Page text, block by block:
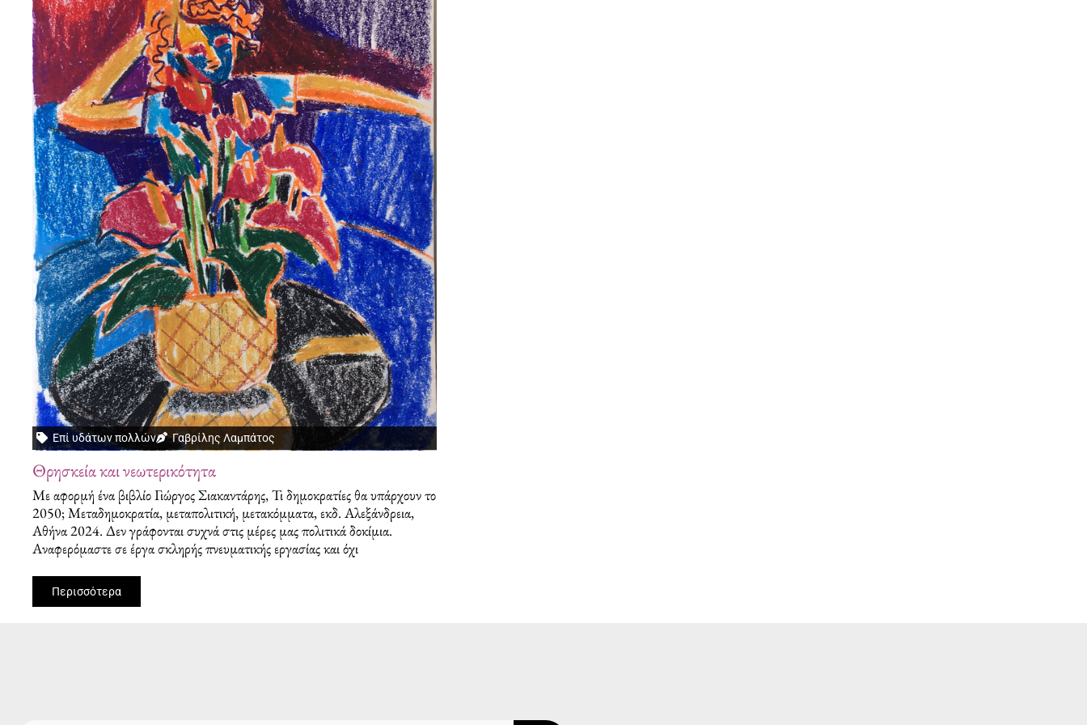
Επί υδάτων πολλών Γαβρίλης Λαμπάτος
Θρησκεία και νεωτερικότητα
Με αφορμή ένα βιβλίο Γιώργος Σιακαντάρης, Τι δημοκρατίες θα υπάρχουν το
2050; Μεταδημοκρατία, μεταπολιτική, μετακόμματα, εκδ. Αλεξάνδρεια,
Αθήνα 2024. Δεν γράφονται συχνά στις μέρες μας πολιτικά δοκίμια.
Αναφερόμαστε σε έργα σκληρής πνευματικής εργασίας και όχι
Περισσότερα